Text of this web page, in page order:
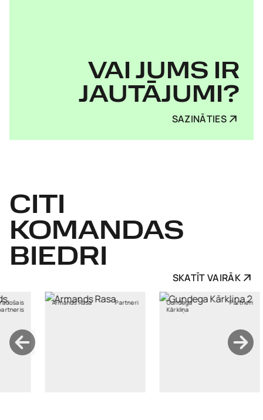
VAI JUMS IR
JAUTĀJUMI?
SAZINĀTIES
CITI
KOMANDAS
BIEDRI
SKATĪT VAIRĀK
Rasa Partneri
Gundega
Partneri
Liene